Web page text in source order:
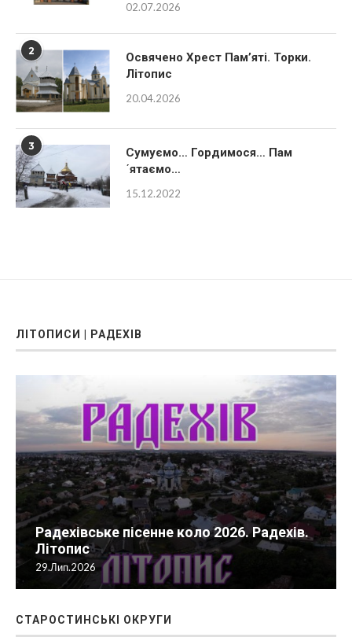
02.07.2026
2
Освячено Хрест Пам’яті. Торки.
Літопис
20.04.2026
3
Сумуємо… Гордимося… Пам
´ятаємо…
15.12.2022
ЛІТОПИСИ | РАДЕХІВ
Радехівське пісенне коло 2026. Радехів.
Літопис
29.Лип.2026
СТАРОСТИНСЬКІ ОКРУГИ